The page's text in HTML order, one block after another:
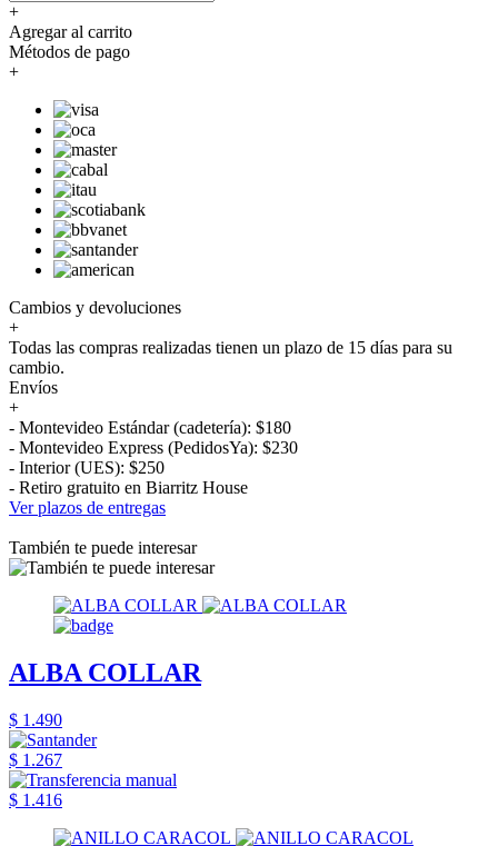
+
Agregar al carrito
Métodos de pago
+
Cambios y devoluciones
+
Todas las compras realizadas tienen un plazo de 15 días para su
cambio.
Envíos
+
- Montevideo Estándar (cadetería): $180
- Montevideo Express (PedidosYa): $230
- Interior (UES): $250
- Retiro gratuito en Biarritz House
Ver plazos de entregas
También te puede interesar
ALBA COLLAR
$ 1.490
$ 1.267
$ 1.416